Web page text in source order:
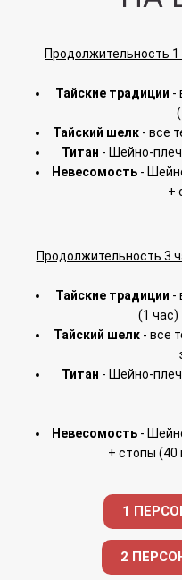
Продолжительность
Тайские традиции -
Тайский шелк - все
Титан - Шейно-
Невесомость-
+
Продолжительность 3
Тайские традиции -
(1 час)
Тайский шелк- все
Титан - Шейно-
Невесомость-
+ стопы (40
1
2